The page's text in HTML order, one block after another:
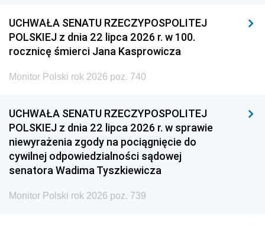
UCHWAŁA SENATU RZECZYPOSPOLITEJ
POLSKIEJ z dnia 22 lipca 2026 r. w 100.
rocznicę śmierci Jana Kasprowicza
Monitor Polski rok 2026 poz. 740
UCHWAŁA SENATU RZECZYPOSPOLITEJ
POLSKIEJ z dnia 22 lipca 2026 r. w sprawie
niewyrażenia zgody na pociągnięcie do
cywilnej odpowiedzialności sądowej
senatora Wadima Tyszkiewicza
Monitor Polski rok 2026 poz. 739